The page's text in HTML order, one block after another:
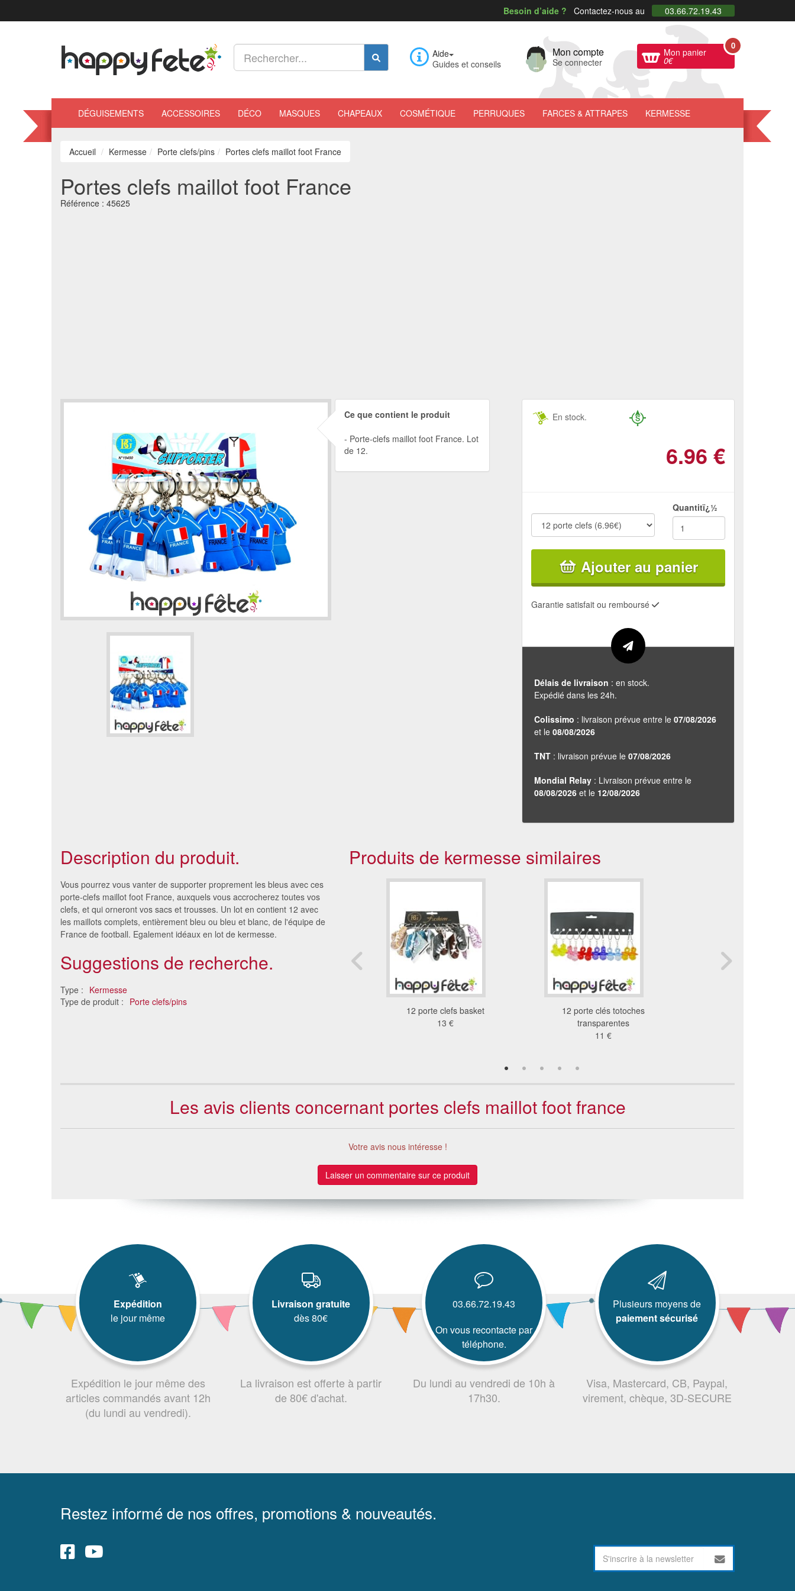
Besoin d’aide ? Contactez-nous au 03.66.72.19.43
Aide
Guides et conseils
Mon compte
Se connecter
Mon panier
0€
0
DÉGUISEMENTS ACCESSOIRES DÉCO MASQUES CHAPEAUX COSMÉTIQUE PERRUQUES FARCES & ATTRAPES KERMESSE
Accueil Kermesse Porte clefs/pins Portes clefs maillot foot France
Portes clefs maillot foot France
Référence : 45625
Ce que contient le produit
Porte-clefs maillot foot France. Lot
de 12.
En stock.
6.96 €
Quantitï¿½
Ajouter au panier
Garantie satisfait ou remboursé
Délais de livraison : en stock.
Expédié dans les 24h.
Colissimo : livraison prévue entre le 07/08/2026
et le 08/08/2026
TNT : livraison prévue le 07/08/2026
Mondial Relay : Livraison prévue entre le
08/08/2026 et le 12/08/2026
Description du produit.
Vous pourrez vous vanter de supporter proprement les bleus avec ces
porte-clefs maillot foot France, auxquels vous accrocherez toutes vos
clefs, et qui orneront vos sacs et trousses. Un lot en contient 12 avec
les maillots complets, entièrement bleu ou bleu et blanc, de l'équipe de
France de football. Egalement idéaux en lot de kermesse.
Suggestions de recherche.
Type : Kermesse
Type de produit : Porte clefs/pins
Produits de kermesse similaires
12 porte clefs ballons
12 porte clefs basket
13 €
12 porte clés totoches
transparentes
11 €
Les avis clients concernant portes clefs maillot foot france
Votre avis nous intéresse !
Laisser un commentaire sur ce produit
Expédition
le jour même
Expédition le jour même des
articles commandés avant 12h
(du lundi au vendredi).
Livraison gratuite
dès 80€
La livraison est offerte à partir
de 80€ d'achat.
03.66.72.19.43
On vous recontacte par
téléphone.
Du lundi au vendredi de 10h à
17h30.
Plusieurs moyens de
paiement sécurisé
Visa, Mastercard, CB, Paypal,
virement, chèque, 3D-SECURE
Restez informé de nos offres, promotions & nouveautés.